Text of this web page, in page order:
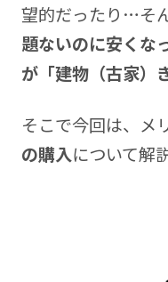
望的だったり…そ
題ないのに安くな
が「建物（古家）
そこで今回は、メ
の購入について解